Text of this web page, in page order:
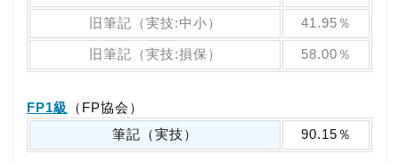
旧筆記（実技:中小） 41.95％
旧筆記（実技:損保） 58.00％
FP1級
（FP協会）
筆記（実技）
90.15％